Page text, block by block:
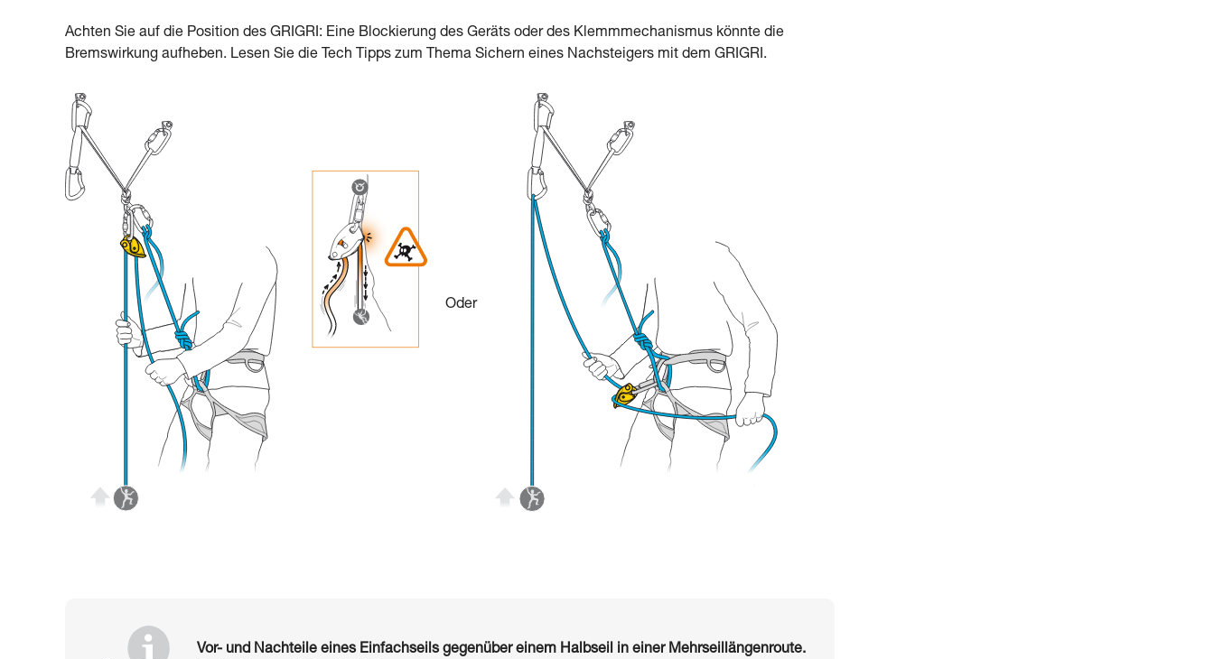
Achten Sie auf die Position des GRIGRI: Eine Blockierung des Geräts oder des Klemmmechanismus könnte die
Bremswirkung aufheben. Lesen Sie die Tech Tipps zum Thema Sichern eines Nachsteigers mit dem GRIGRI.
Oder
Vor- und Nachteile eines Einfachseils gegenüber einem Halbseil in einer Mehrseillängenroute.